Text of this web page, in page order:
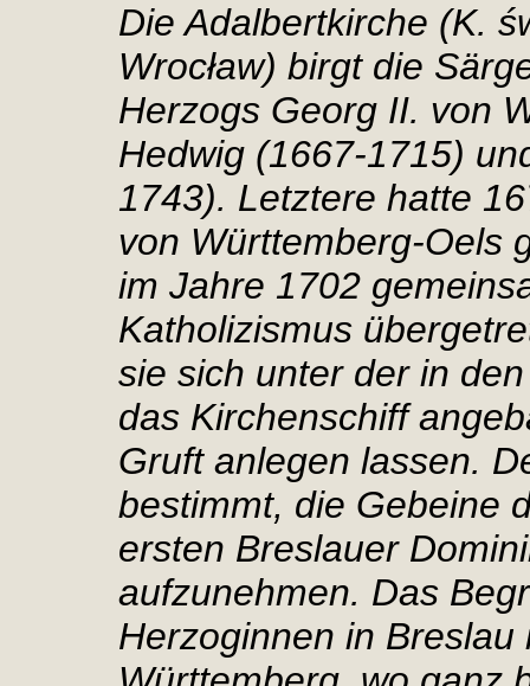
Die Adalbertkirche (K.
Wrocław) birgt die
Herzogs Georg II. von
Hedwig (1667-1715)
1743). Letztere hatte
von Württemberg-Oels
im Jahre 1702
Katholizismus
sie sich unter der in
das Kirchenschiff
Gruft anlegen lassen.
bestimmt, die Gebeine
ersten Breslauer
aufzunehmen. Das
Herzoginnen in